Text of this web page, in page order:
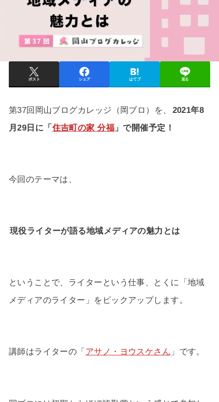
ポスト シェア はてブ 送る
第37回岡山ブログカレッジ（岡ブロ）を、
2021年8
月29日に「住吉町の家 分福」で開催予定！
今回のテーマは、
現役ライターが語る地域メディアの魅力とは
ということで、ライターという仕事、とくに「地域
メディアのライター」をピックアップします。
講師はライターの「 アサノ・ヨウスケさん 」です。